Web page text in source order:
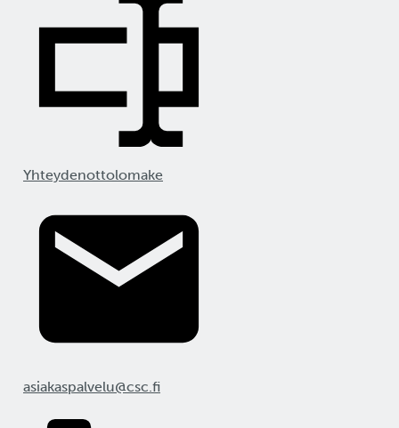
Yhteydenottolomake
asiakaspalvelu@csc.fi